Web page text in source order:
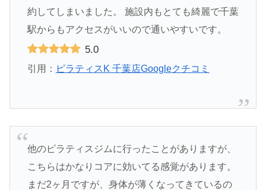
約してしまいました。 施設内もとても綺麗で千葉
駅からもアクセスがいいので通いやすいです。
5.0
引用： ピラティスK 千葉店Googleクチコミ
他のピラティスジムに行ったことがありますが、
こちらはかなりコアに効いてる感覚があります。
まだ2ヶ月ですが、身体が薄くなってきているの